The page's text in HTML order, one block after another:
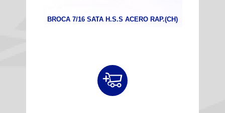
BROCA 7/16 SATA H.S.S ACERO RAP.(CH)